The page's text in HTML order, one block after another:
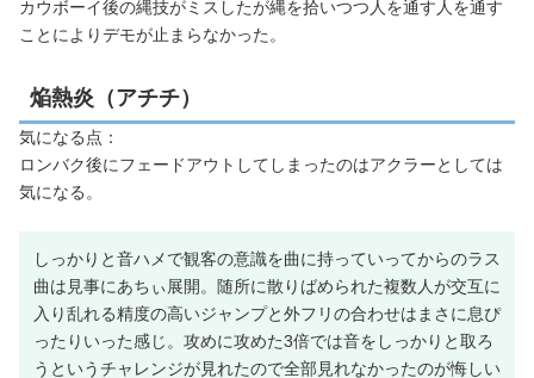
カウボーイ後の縄技がミスしたが縄を拾いつつ人を通す人を通す
ことによりデモが止まらなかった。
焔熱炎（アチチ）
気になる点：
ロンバク後にフェードアウトしてしまったのはアクラーとしては
気になる。
しっかりと音ハメで観客の意識を曲に持っていってからのラス
曲は見事にあちぃ展開。随所に散りばめられた複数人が交互に
入り乱れる精度の高いジャンプと外フリの合わせはまさに息ぴ
ったりいった感じ。攻めに攻めた3倍では音をしっかりと取ろ
うというチャレンジが見れたので全部見れなかったのが悔しい